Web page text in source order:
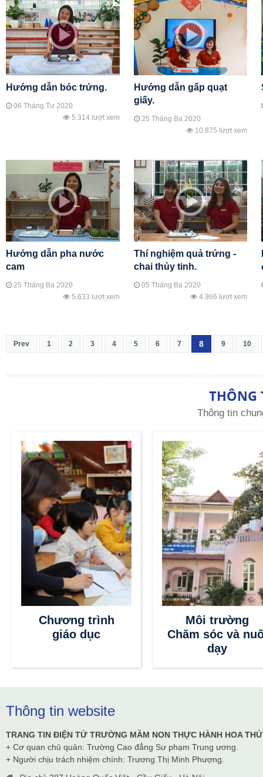
Hướng dẫn bóc trứng.
06 Tháng Tư 2020
5.314 lượt xem
Hướng dẫn gấp quạt
giấy.
25 Tháng Ba 2020
10.875 lượt xem
Hướng dẫn pha nước
cam
25 Tháng Ba 2020
5.633 lượt xem
Thí nghiệm quả trứng -
chai thủy tinh.
05 Tháng Ba 2020
4.966 lượt xem
Prev 1 2 3 4 5 6 7 8 9 10
THÔNG
Thông tin
Chương trình
giáo dục
Môi trường
Chăm sóc và
dạy
Thông tin website
TRANG TIN ĐIỆN TỬ TRƯỜNG MẦM NON THỰC HÀNH HOA
+ Cơ quan chủ quản: Trường Cao đẳng Sư phạm Trung ương.
+ Người chịu trách nhiệm chính: Trương Thị Minh Phượng.